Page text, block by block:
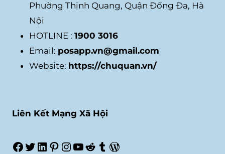
Phường Thịnh Quang, Quận Đống Đa, Hà
Nội
HOTLINE : 1900 3016
Email: posapp.vn@gmail.com
Website: https://chuquan.vn/
Liên Kết Mạng Xã Hội
Facebook
Twitter
LinkedIn
Pinterest
Instagram
Youtube
Reddit
Tumblr
WordPress